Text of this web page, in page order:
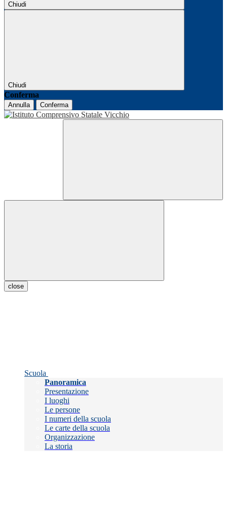
Chiudi
Chiudi
Conferma
Annulla Conferma
close
Scuola
Panoramica
Presentazione
I luoghi
Le persone
I numeri della scuola
Le carte della scuola
Organizzazione
La storia